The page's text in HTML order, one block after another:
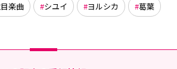
楽曲 シユイ ヨルシカ 葛葉